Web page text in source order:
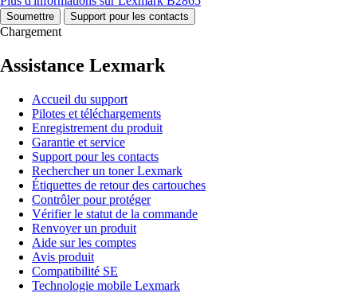
Soumettre Support pour les contacts
Chargement
Assistance Lexmark
Accueil du support
Pilotes et téléchargements
Enregistrement du produit
Garantie et service
Support pour les contacts
Rechercher un toner Lexmark
Étiquettes de retour des cartouches
Contrôler pour protéger
Vérifier le statut de la commande
Renvoyer un produit
Aide sur les comptes
Avis produit
Compatibilité SE
Technologie mobile Lexmark